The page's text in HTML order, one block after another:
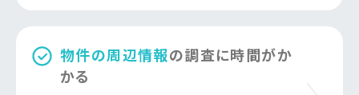
物件の周辺情報の調査に時間がか
かる